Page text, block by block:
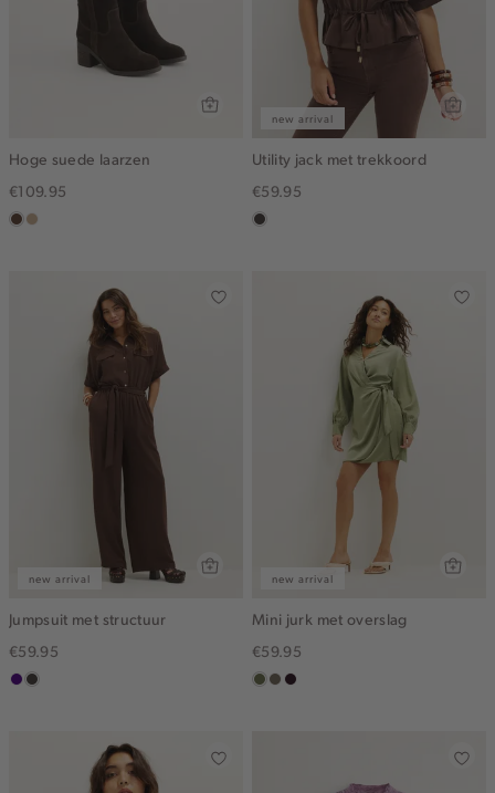
Hoge suede laarzen
€109.95
donkerbruin
zand
new arrival
Utility jack met trekkoord
€59.95
choco
new arrival
Jumpsuit met structuur
€59.95
indigochoco
new arrival
Mini jurk met overslag
€59.95
groen,
middenbruin
bordeaux,